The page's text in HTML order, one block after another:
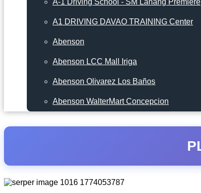
A-1 Driving School - SM Lanang Premiere
A1 DRIVING DAVAO TRAINING Center
Abenson
Abenson LCC Mall Iriga
Abenson Olivarez Los Baños
Abenson WalterMart Concepcion